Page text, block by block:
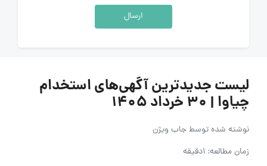
ارسال
لیست جدیدترین آگهی‌های استخدام
چیاوا | ۳۰ خرداد ۱۴۰۵
نوشته شده توسطجاب ویژن
زمان مطالعه: 1دقیقه